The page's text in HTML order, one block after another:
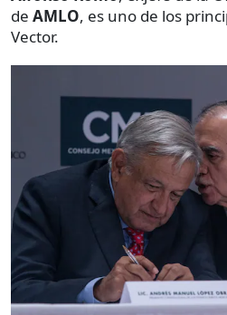
de AMLO, es uno de los
Vector.